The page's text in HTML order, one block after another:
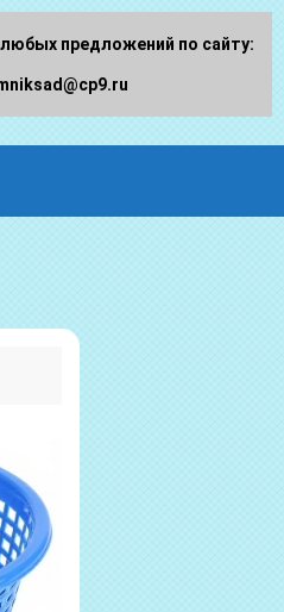
предложений по сайту: